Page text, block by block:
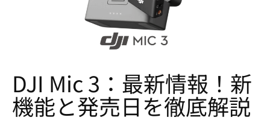
DJI Mic 3：最新情報！新
機能と発売日を徹底解説